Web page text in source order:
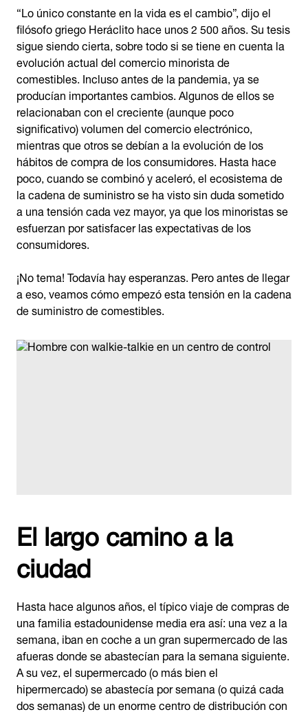
“Lo único constante en la vida es el cambio”, dijo el
filósofo griego Heráclito hace unos 2 500 años. Su tesis
sigue siendo cierta, sobre todo si se tiene en cuenta la
evolución actual del comercio minorista de
comestibles. Incluso antes de la pandemia, ya se
producían importantes cambios. Algunos de ellos se
relacionaban con el creciente (aunque poco
significativo) volumen del comercio electrónico,
mientras que otros se debían a la evolución de los
hábitos de compra de los consumidores. Hasta hace
poco, cuando se combinó y aceleró, el ecosistema de
la cadena de suministro se ha visto sin duda sometido
a una tensión cada vez mayor, ya que los minoristas se
esfuerzan por satisfacer las expectativas de los
consumidores.
¡No tema! Todavía hay esperanzas. Pero antes de llegar
a eso, veamos cómo empezó esta tensión en la cadena
de suministro de comestibles.
El largo camino a la
ciudad
Hasta hace algunos años, el típico viaje de compras de
una familia estadounidense media era así: una vez a la
semana, iban en coche a un gran supermercado de las
afueras donde se abastecían para la semana siguiente.
A su vez, el supermercado (o más bien el
hipermercado) se abastecía por semana (o quizá cada
dos semanas) de un enorme centro de distribución con